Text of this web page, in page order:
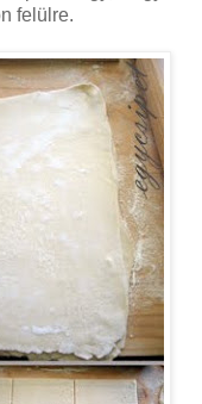
felülre.